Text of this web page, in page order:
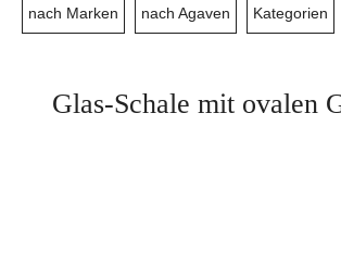
nach Marken nach Agaven Kategorien
Glas-Schale mit ovalen